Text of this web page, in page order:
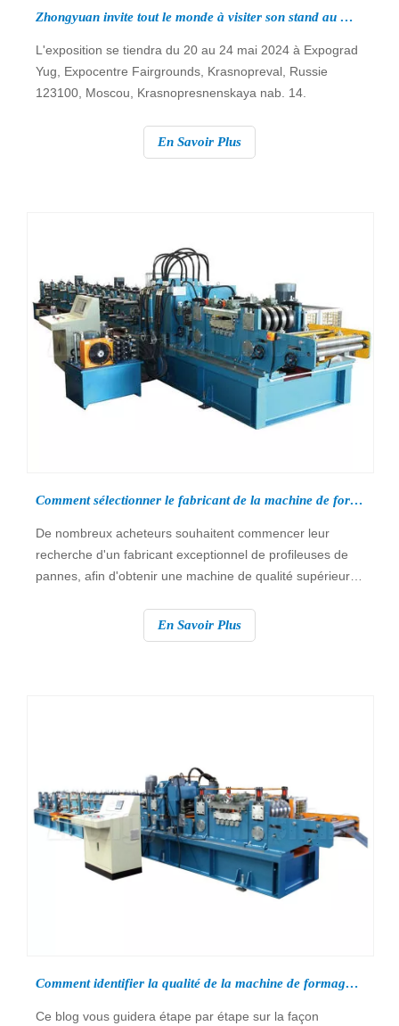
Zhongyuan invite tout le monde à visiter son stand au METALLOOBRADING 2024 à Moscou, en Russie !
L'exposition se tiendra du 20 au 24 mai 2024 à Expograd
Yug, Expocentre Fairgrounds, Krasnopreval, Russie
123100, Moscou, Krasnopresnenskaya nab. 14.
En Savoir Plus
Comment sélectionner le fabricant de la machine de formage de rouleaux de pannes ?
De nombreux acheteurs souhaitent commencer leur
recherche d'un fabricant exceptionnel de profileuses de
pannes, afin d'obtenir une machine de qualité supérieure.
à vos exigences peut s’avérer une tâche ardue. Ici, nous
discutons de plusieurs facteurs à prendre en compte lors
En Savoir Plus
Comment identifier la qualité de la machine de formage de rouleaux de pannes ?
Ce blog vous guidera étape par étape sur la façon